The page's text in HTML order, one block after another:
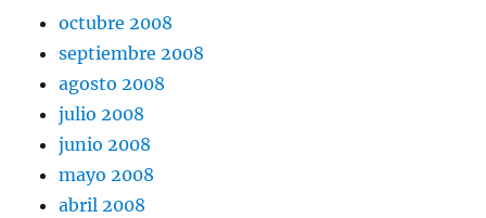
octubre 2008
septiembre 2008
agosto 2008
julio 2008
junio 2008
mayo 2008
abril 2008